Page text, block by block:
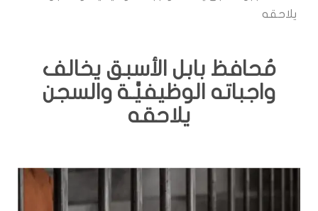
يلاحقه
مُحافظ بابل الأسبق يخالف
واجباته الوظيفيَّـة والسجن
يلاحقه